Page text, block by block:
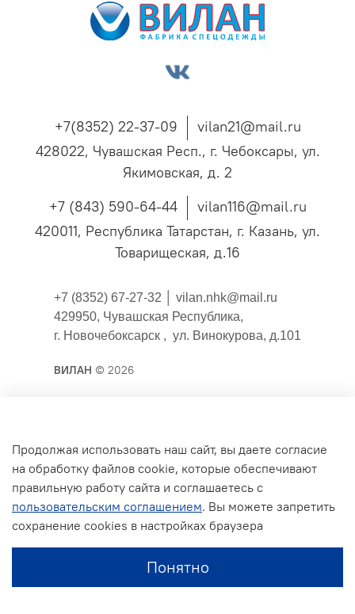
+7(8352) 22-37-09
vilan21@mail.ru
428022, Чувашская Респ., г. Чебоксары, ул.
Якимовская, д. 2
+7 (843) 590-64-44
vilan116@mail.ru
420011, Республика Татарстан, г. Казань, ул.
Товарищеская, д.16
+7 (8352) 67-27-32 │ vilan.nhk@mail.ru
429950, Чувашская Республика,
г. Новочебоксарск , ул. Винокурова, д.101
ВИЛАН © 2026
Публичная оферта
Согласие на обработку персональных данных для
сайта
Политика конфиденциальности
Условия обмена и возврата
Продолжая использовать наш сайт, вы даете согласие
на обработку файлов cookie, которые обеспечивают
правильную работу сайта и соглашаетесь с
пользовательским соглашением. Вы можете запретить
сохранение cookies в настройках браузера
Понятно